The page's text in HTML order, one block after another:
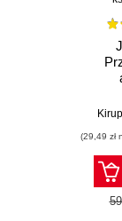
(29,49 zł